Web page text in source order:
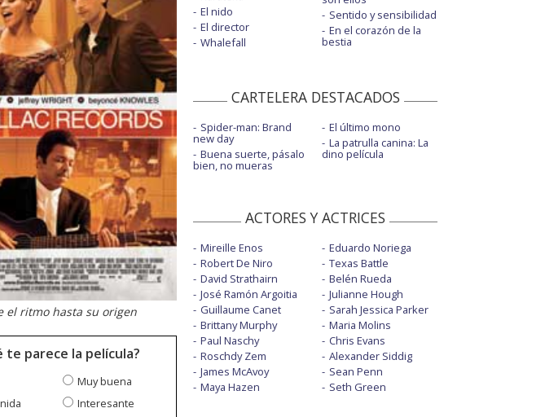
el ritmo hasta su origen
te parece la película?
Muy buena
Interesante
El nido
El director
Whalefall
Sentido y sensibilidad
En el corazón de la
bestia
CARTELERA DESTACADOS
Spider-man: Brand
new day
Buena suerte, pásalo
bien, no mueras
El último mono
La patrulla canina: La
dino película
ACTORES Y ACTRICES
Mireille Enos
Robert De Niro
David Strathairn
José Ramón Argoitia
Guillaume Canet
Brittany Murphy
Paul Naschy
Roschdy Zem
James McAvoy
Maya Hazen
Eduardo Noriega
Texas Battle
Belén Rueda
Julianne Hough
Sarah Jessica Parker
Maria Molins
Chris Evans
Alexander Siddig
Sean Penn
Seth Green